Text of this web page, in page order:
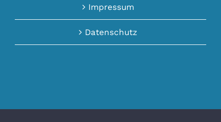
Impressum
Datenschutz